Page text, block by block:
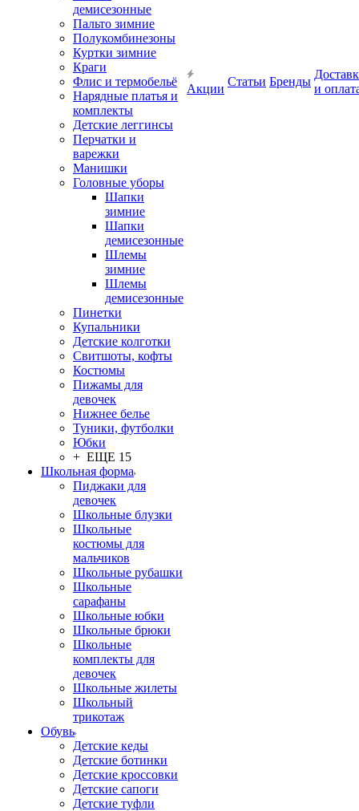
демисезонные
Пальто зимние
Полукомбинезоны
Куртки зимние
Краги
Флис и термобельё
Нарядные платья и
комплекты
Детские леггинсы
Перчатки и
варежки
Манишки
Головные уборы
Шапки
зимние
Шапки
демисезонные
Шлемы
зимние
Шлемы
демисезонные
Пинетки
Купальники
Детские колготки
Свитшоты, кофты
Костюмы
Пижамы для
девочек
Нижнее белье
Туники, футболки
Юбки
+ ЕЩЕ 15
Школьная форма
Пиджаки для
девочек
Школьные блузки
Школьные
костюмы для
мальчиков
Школьные рубашки
Школьные
сарафаны
Школьные юбки
Школьные брюки
Школьные
комплекты для
девочек
Школьные жилеты
Школьный
трикотаж
Обувь
Детские кеды
Детские ботинки
Детские кроссовки
Детские сапоги
Детские туфли
Акции
Статьи Бренды
и